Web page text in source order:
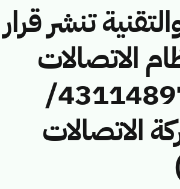
تنشر قرار
الاتصالات
وتقنية المعلومات رقم (43114897/
الاتصالات